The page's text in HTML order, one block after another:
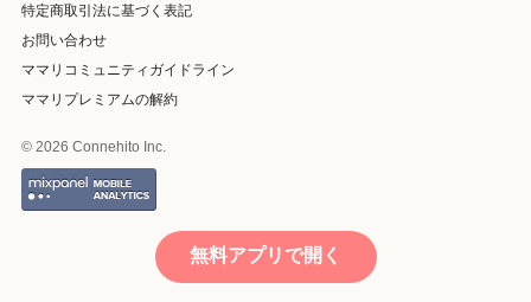
特定商取引法に基づく表記
お問い合わせ
ママリコミュニティガイドライン
ママリプレミアムの解約
© 2026 Connehito Inc.
無料アプリで開く